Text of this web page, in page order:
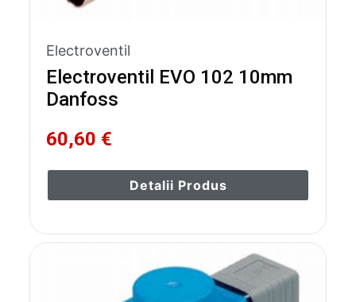
Electroventil
Electroventil EVO 102 10mm
Danfoss
60,60 €
Detalii Produs